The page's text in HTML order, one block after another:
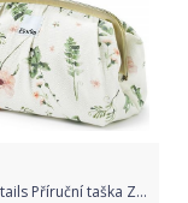
Elodie Details Příruční taška Zipn´ Go Meadow Blossom